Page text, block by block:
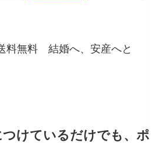
料無料 結婚へ、安産へと
つけているだけでも、ポ